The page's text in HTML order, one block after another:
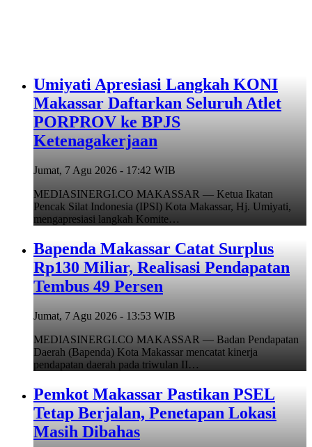
Umiyati Apresiasi Langkah KONI
Makassar Daftarkan Seluruh Atlet
PORPROV ke BPJS
Ketenagakerjaan
Jumat, 7 Agu 2026 - 17:42 WIB
MEDIASINERGI.CO MAKASSAR — Ketua Ikatan
Pencak Silat Indonesia (IPSI) Kota Makassar, Hj. Umiyati,
mengapresiasi langkah Komite…
Bapenda Makassar Catat Surplus
Rp130 Miliar, Realisasi Pendapatan
Tembus 49 Persen
Jumat, 7 Agu 2026 - 13:53 WIB
MEDIASINERGI.CO MAKASSAR — Badan Pendapatan
Daerah (Bapenda) Kota Makassar mencatat kinerja
pendapatan daerah pada triwulan II…
Pemkot Makassar Pastikan PSEL
Tetap Berjalan, Penetapan Lokasi
Masih Dibahas